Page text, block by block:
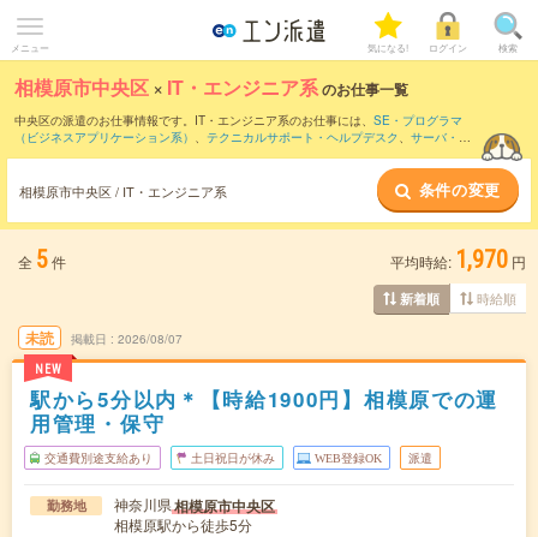
メニュー 気になる! ログイン 検索
相模原市中央区 × IT・エンジニア系のお仕事一覧
中央区の派遣のお仕事情報です。IT・エンジニア系のお仕事には、 SE・プログラマ
（ビジネスアプリケーション系） 、 テクニカルサポート・ヘルプデスク 、 サーバ・ネ
相模原市中央区 / IT・エンジニア系 条件の変更
全 5件 平均時給: 1,970 円
新着順 時給順
未読
NEW
掲載日 2026/08/07
駅から5分以内＊【時給1900円】相模原での運
用管理・保守
交通費別途支給あり 土日祝日が休み WEB登録OK 派遣
勤務地 神奈川県相模原市中央区
相模原駅から徒歩5分